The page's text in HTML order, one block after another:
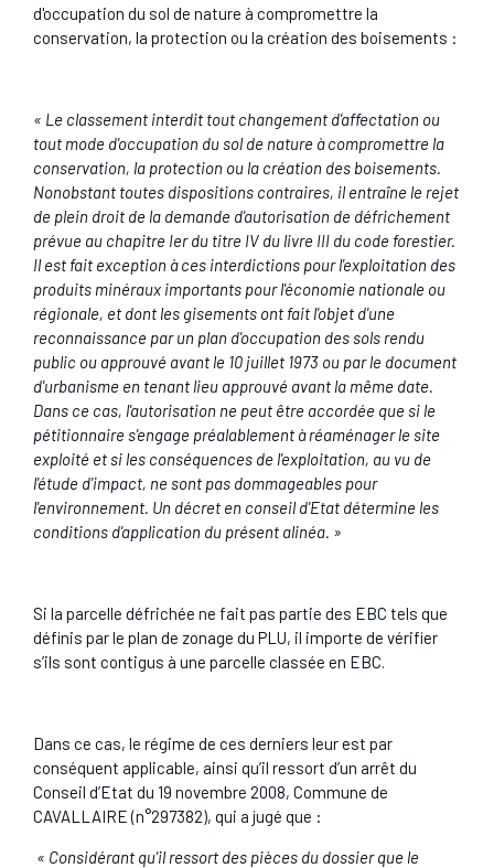
d'occupation du sol de nature à compromettre la
conservation, la protection ou la création des boisements :
« Le classement interdit tout changement d'affectation ou
tout mode d'occupation du sol de nature à compromettre la
conservation, la protection ou la création des boisements.
Nonobstant toutes dispositions contraires, il entraîne le rejet
de plein droit de la demande d'autorisation de défrichement
prévue au chapitre Ier du titre IV du livre III du code forestier.
Il est fait exception à ces interdictions pour l'exploitation des
produits minéraux importants pour l'économie nationale ou
régionale, et dont les gisements ont fait l'objet d'une
reconnaissance par un plan d'occupation des sols rendu
public ou approuvé avant le 10 juillet 1973 ou par le document
d'urbanisme en tenant lieu approuvé avant la même date.
Dans ce cas, l'autorisation ne peut être accordée que si le
pétitionnaire s'engage préalablement à réaménager le site
exploité et si les conséquences de l'exploitation, au vu de
l'étude d'impact, ne sont pas dommageables pour
l'environnement. Un décret en conseil d'Etat détermine les
conditions d'application du présent alinéa. »
Si la parcelle défrichée ne fait pas partie des EBC tels que
définis par le plan de zonage du PLU, il importe de vérifier
s’ils sont contigus à une parcelle classée en EBC.
Dans ce cas, le régime de ces derniers leur est par
conséquent applicable, ainsi qu’il ressort d’un arrêt du
Conseil d’Etat du 19 novembre 2008, Commune de
CAVALLAIRE (n°297382), qui a jugé que :
« Considérant qu'il ressort des pièces du dossier que le